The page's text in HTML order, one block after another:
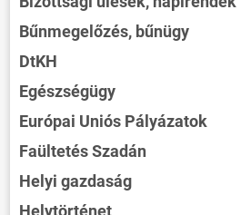
Bűnmegelőzés, bűnügy
DtKH
Egészségügy
Európai Uniós Pályázatok
Faültetés Szadán
Helyi gazdaság